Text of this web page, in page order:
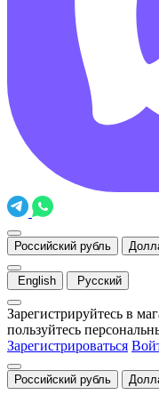
Российский рубль
English Русский
Зарегистрируйтесь в
пользуйтесь
Зарегистрироваться
Российский рубль